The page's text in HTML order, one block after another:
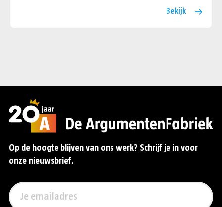
Bekijk
Op de hoogte blijven van ons werk? Schrijf je in voor
onze nieuwsbrief.